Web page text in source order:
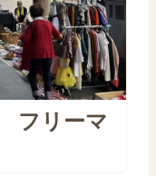
フリーマ